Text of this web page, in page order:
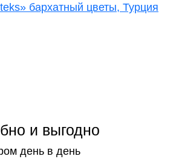
бархатный цветы, Турция
и выгодно
день в день